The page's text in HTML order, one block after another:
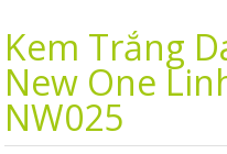
Kem Trắng
New One
NW025